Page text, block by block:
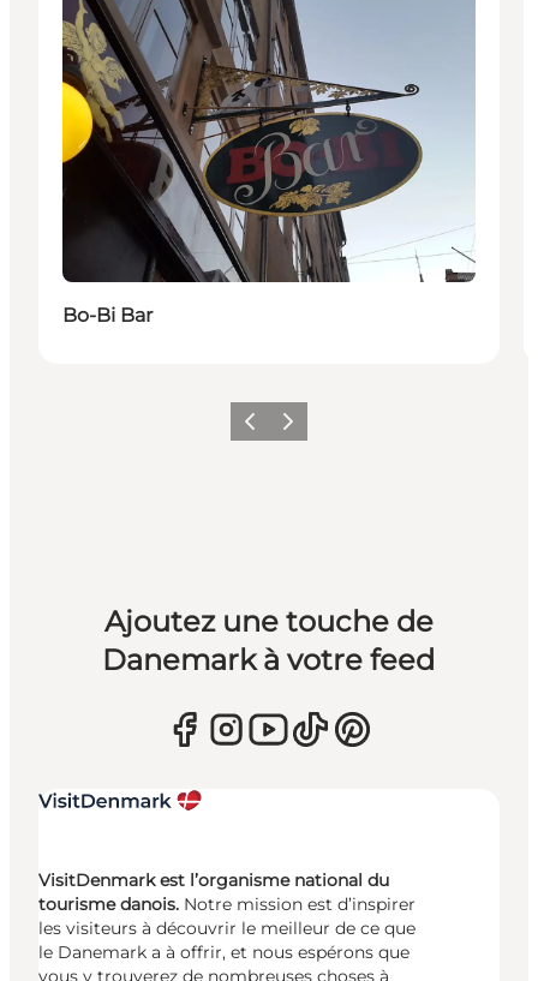
Bo-Bi Bar
PrécédentSuivant
Ajoutez une touche de
Danemark à votre feed
VisitDenmark est l’organisme national du
tourisme danois. Notre mission est d’inspirer
les visiteurs à découvrir le meilleur de ce que
le Danemark a à offrir, et nous espérons que
vous y trouverez de nombreuses choses à